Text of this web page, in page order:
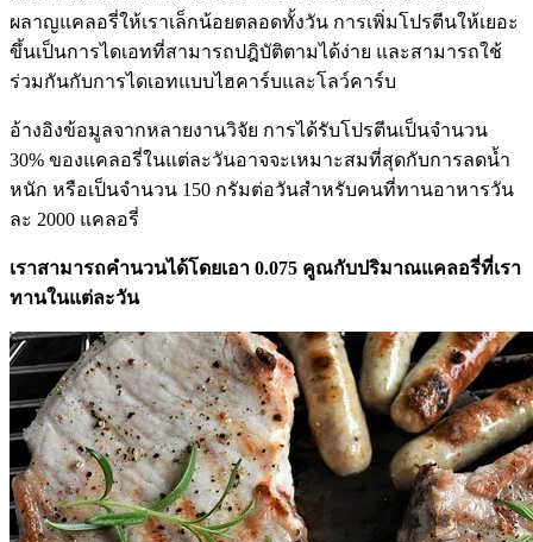
ผลาญแคลอรี่ให้เราเล็กน้อยตลอดทั้งวัน การเพิ่มโปรตีนให้เยอะ
ขึ้นเป็นการไดเอทที่สามารถปฎิบัติตามได้ง่าย และสามารถใช้
ร่วมกันกับการไดเอทแบบไฮคาร์บและโลว์คาร์บ
อ้างอิงข้อมูลจากหลายงานวิจัย การได้รับโปรตีนเป็นจำนวน
30% ของแคลอรี่ในแต่ละวันอาจจะเหมาะสมที่สุดกับการลดน้ำ
หนัก หรือเป็นจำนวน 150 กรัมต่อวันสำหรับคนที่ทานอาหารวัน
ละ 2000 แคลอรี่
เราสามารถคำนวนได้โดยเอา 0.075 คูณกับปริมาณแคลอรี่ที่เรา
ทานในแต่ละวัน